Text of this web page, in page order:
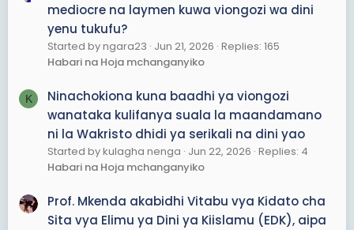
mediocre na laymen kuwa viongozi wa dini
yenu tukufu?
Started by ngara23 Jun 21, 2026 Replies: 165
Habari na Hoja mchanganyiko
K
Ninachokiona kuna baadhi ya viongozi
wanataka kulifanya suala la maandamano
ni la Wakristo dhidi ya serikali na dini yao
Started by kulagha nenga Jun 22, 2026 Replies: 4
Habari na Hoja mchanganyiko
Prof. Mkenda akabidhi Vitabu vya Kidato cha
Sita vya Elimu ya Dini ya Kiislamu (EDK), aipa